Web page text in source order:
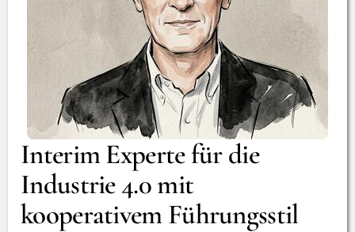
Interim Experte für die
Industrie 4.0 mit
kooperativem Führungsstil